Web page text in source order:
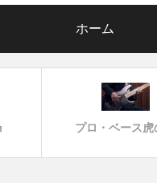
ホーム
プロ・ベース虎